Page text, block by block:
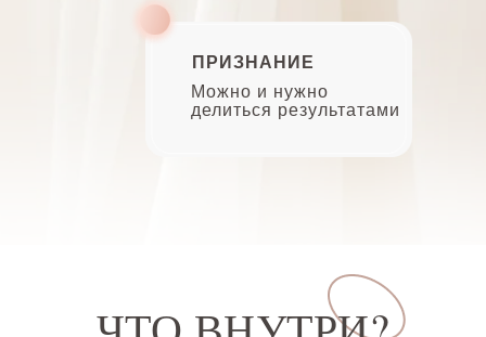
Можно и нужно
делиться результатами
ПРИЗНАНИЕ